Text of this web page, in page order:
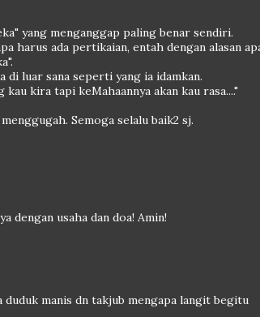
yang menganggap paling benar sendiri.
harus ada pertikaian, entah dengan alasan
di luar sana seperti yang ia idamkan.
kira tapi keMahaannya akan kau rasa...."
Semoga selalu baik2 sj.
dengan usaha dan doa! Amin!
manis dn takjub mengapa langit begitu